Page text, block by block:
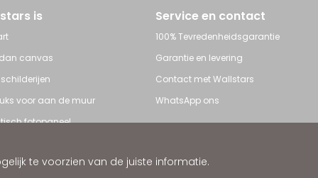
te voorzien van de juiste informatie.
is
canvas
voor aan de muur
fotopaneel
Service en contact
100% Tevredenheidsgarantie
Garantie en levering
Contact met Wallstars
WhatsApp ons